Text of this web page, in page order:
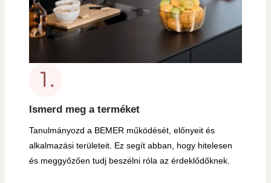
Ismerd meg a terméket
Tanulmányozd a BEMER működését, előnyeit és
alkalmazási területeit. Ez segít abban, hogy hitelesen
és meggyőzően tudj beszélni róla az érdeklődőknek.